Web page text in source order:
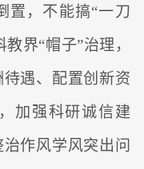
置，不能搞“一刀
界“帽子”治理，
遇、配置创新资
加强科研诚信建
作风学风突出问